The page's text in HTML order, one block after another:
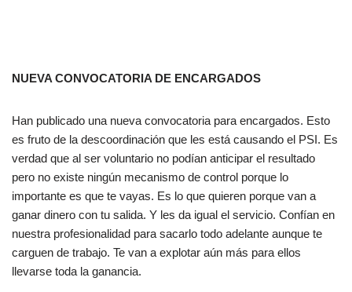
NUEVA CONVOCATORIA DE ENCARGADOS
Han publicado una nueva convocatoria para encargados. Esto
es fruto de la descoordinación que les está causando el PSI. Es
verdad que al ser voluntario no podían anticipar el resultado
pero no existe ningún mecanismo de control porque lo
importante es que te vayas. Es lo que quieren porque van a
ganar dinero con tu salida. Y les da igual el servicio. Confían en
nuestra profesionalidad para sacarlo todo adelante aunque te
carguen de trabajo. Te van a explotar aún más para ellos
llevarse toda la ganancia.